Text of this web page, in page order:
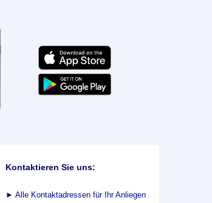
Kontaktieren Sie uns:
► Alle Kontaktadressen für Ihr Anliegen